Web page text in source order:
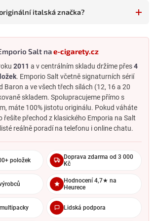
klasické Emporio
free-base nikotin v širším spektru sil (0 až 18
Emporio Saltmá nikotinovou sůl v
podívejte se na článekRozdíl mezi klasickým
solí.
(boostery pro DIY)
má Emporio i nikotinové boostery se solí.
50/50 nebo70/30slouží k doladění síly
bázi nebo Shake & Vape liquidu.
hlavně dvěma skupinám:fanouškům
v POD systému (signaturní série Angus,
ve Salt formě výjimečné) avaperům, kteří
styl
a komplexnější chuťový zážitek
řad. Pokud chcete jednoduché ovocné
poElfliqu neboFrutie Bar Juice.
italská značka?
Salt nae-cigarety.cz
2011 a v centrálním skladu držíme přes4
. Emporio Salt včetně signaturních sérií
Baron a ve všech třech sílách (12, 16 a 20
skladem. Spolupracujeme přímo s
máte 100% jistotu originálu. Pokud váháte
řešíte přechod z klasického Emporia na Salt
reálně poradí na telefonu i online chatu.
položek
Doprava zdarma od 3 000
Kč
Hodnocení 4,7★ na
Heurece
Lidská podpora